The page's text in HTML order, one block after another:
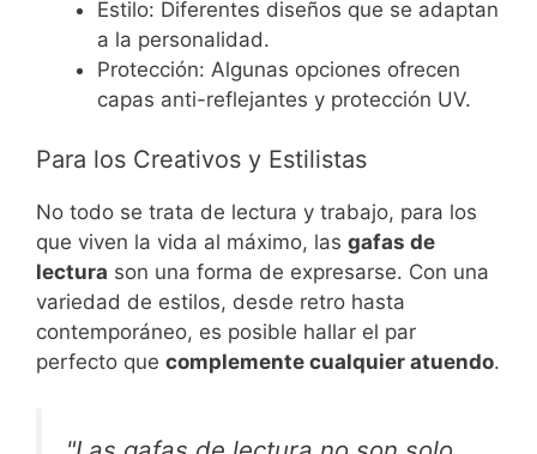
Estilo: Diferentes diseños que se adaptan
a la personalidad.
Protección: Algunas opciones ofrecen
capas anti-reflejantes y protección UV.
Para los Creativos y Estilistas
No todo se trata de lectura y trabajo, para los
que viven la vida al máximo, las gafas de
lectura son una forma de expresarse. Con una
variedad de estilos, desde retro hasta
contemporáneo, es posible hallar el par
perfecto que complemente cualquier atuendo.